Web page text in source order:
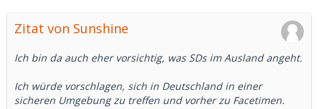
Zitat von Sunshine
Ich bin da auch eher vorsichtig, was SDs im Ausland angeht.
Ich würde vorschlagen, sich in Deutschland in einer
sicheren Umgebung zu treffen und vorher zu Facetimen.